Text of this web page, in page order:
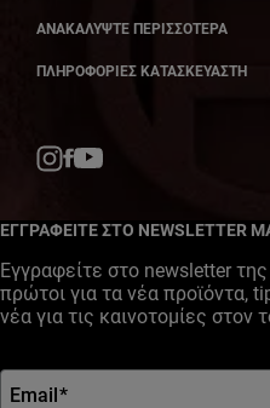
ΑΝΑΚΑΛΎΨΤΕ ΠΕΡΙΣΣΌΤΕΡΑ
ΠΛΗΡΟΦΟΡΙΕΣ ΚΑΤΑΣΚΕΥΑΣΤΗ
ΕΓΓΡΑΦΕΙΤΕ ΣΤΟ NEWSLETTER
Εγγραφείτε στο newsletter
πρώτοι για τα νέα προϊόντα,
νέα για τις καινοτομίες στον
Email*